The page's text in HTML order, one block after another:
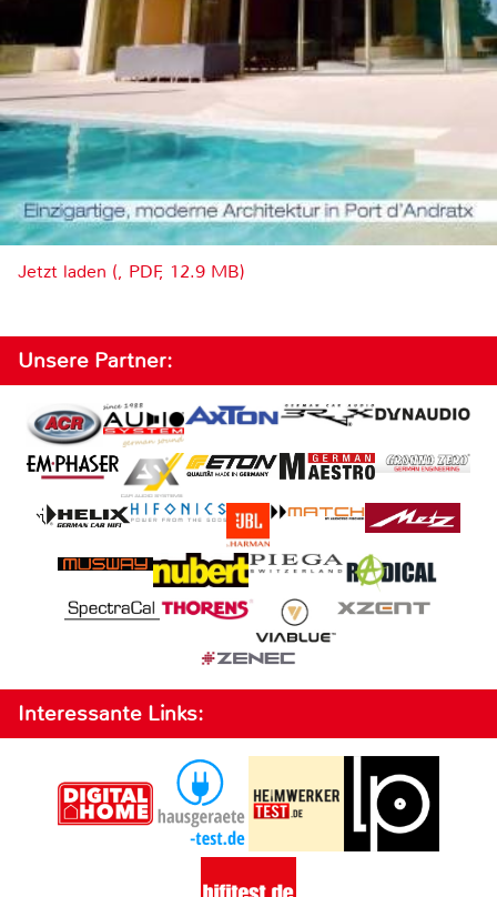
Jetzt laden (, PDF, 12.9 MB)
Unsere Partner:
Interessante Links: